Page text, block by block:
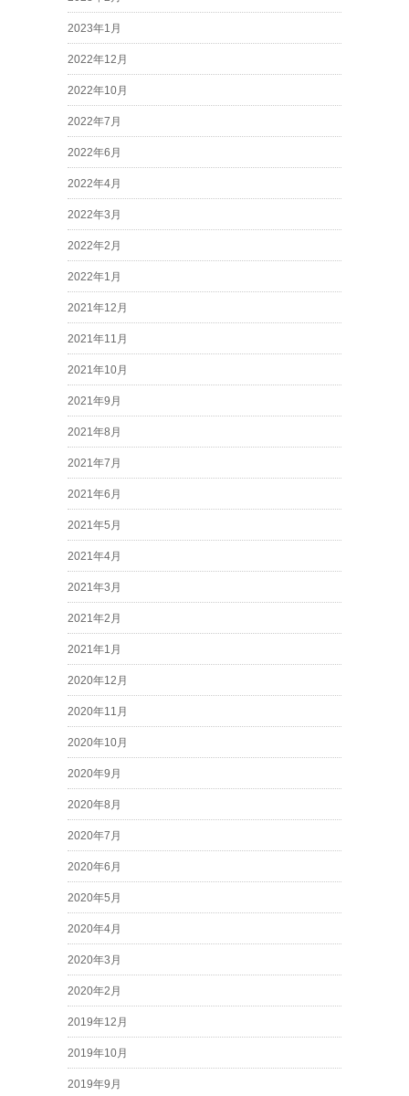
2023年1月
2022年12月
2022年10月
2022年7月
2022年6月
2022年4月
2022年3月
2022年2月
2022年1月
2021年12月
2021年11月
2021年10月
2021年9月
2021年8月
2021年7月
2021年6月
2021年5月
2021年4月
2021年3月
2021年2月
2021年1月
2020年12月
2020年11月
2020年10月
2020年9月
2020年8月
2020年7月
2020年6月
2020年5月
2020年4月
2020年3月
2020年2月
2019年12月
2019年10月
2019年9月